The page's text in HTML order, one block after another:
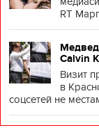
RT
Calvin
Визит
в
соцсетей не